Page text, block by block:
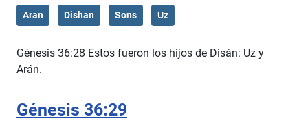
Aran Dishan Sons Uz
Génesis 36:28 Estos fueron los hijos de Disán: Uz y
Arán.
Génesis 36:29